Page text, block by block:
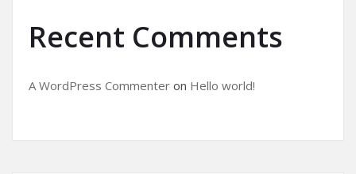
Recent Comments
A WordPress Commenter on Hello world!